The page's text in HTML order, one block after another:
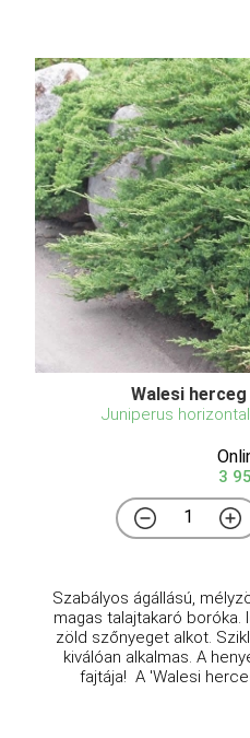
Walesi
Juniperus
3
Szabályos ágállású,
magas talajtakaró boróka.
zöld szőnyeget alkot.
kiválóan alkalmas. A
fajtája! A 'Walesi